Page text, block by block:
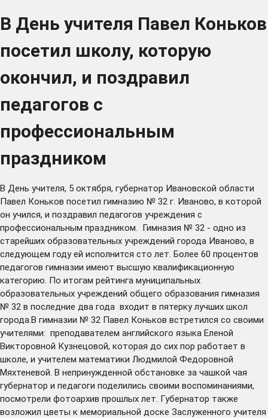
В День учителя Павел Коньков
посетил школу, которую
окончил, и поздравил
педагогов с
профессиональным
праздником
В День учителя, 5 октября, губернатор Ивановской области
Павел Коньков посетил гимназию № 32 г. Иваново, в которой
он учился, и поздравил педагогов учреждения с
профессиональным праздником. Гимназия № 32 - одно из
старейших образовательных учреждений города Иваново, в
следующем году ей исполнится сто лет. Более 60 процентов
педагогов гимназии имеют высшую квалификационную
категорию. По итогам рейтинга муниципальных
образовательных учреждений общего образования гимназия
№ 32 в последние два года входит в пятерку лучших школ
города.В гимназии № 32 Павел Коньков встретился со своими
учителями: преподавателем английского языка Еленой
Викторовной Кузнецовой, которая до сих пор работает в
школе, и учителем математики Людмилой Федоровной
Мяхтеневой. В непринужденной обстановке за чашкой чая
губернатор и педагоги поделились своими воспоминаниями,
посмотрели фотоархив прошлых лет. Губернатор также
возложил цветы к мемориальной доске Заслуженного учителя